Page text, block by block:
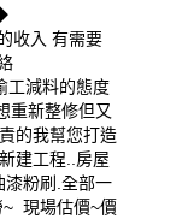
減料的態度
重新整修但又
的我幫您打造
建工程..房屋
漆粉刷.全部一
現場估價~價